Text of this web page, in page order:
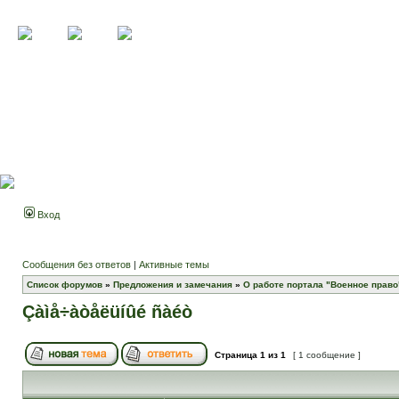
Вход
Сообщения без ответов | Активные темы
Список форумов » Предложения и замечания » О работе портала "Военное
Çàìå÷àòåëüíûé ñàéò
Страница 1 из 1 [ 1 сообщение ]